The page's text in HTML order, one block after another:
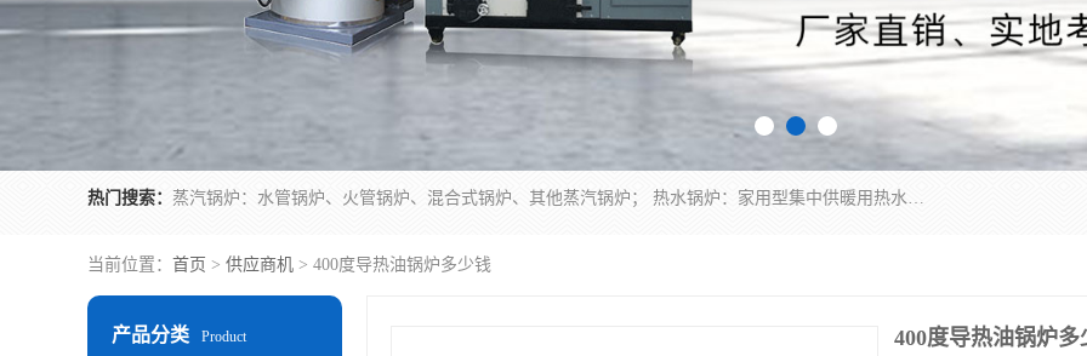
热门搜索： 蒸汽锅炉：水管锅炉、火管锅炉、混合式锅炉、其他蒸汽锅炉； 热水锅炉：家用型集中供暖用热水锅炉、其他热水锅炉； 有机热载体锅炉； 船用蒸汽锅炉； （锅炉用辅助设备及装置）蒸汽冷凝器：表面冷凝器、混合式冷凝器、空冷式冷凝器、其他蒸汽冷凝器； 锅炉用辅助设备：节热器、蒸汽收集器、蓄能器、烟垢清除器、气体回收器、泥渣刮除器、空气预热器、其他锅炉用辅助设备；
当前位置： 首页 > 供应商机 > 400度导热油锅炉多少钱
产品分类 Product 400度导热油锅炉多